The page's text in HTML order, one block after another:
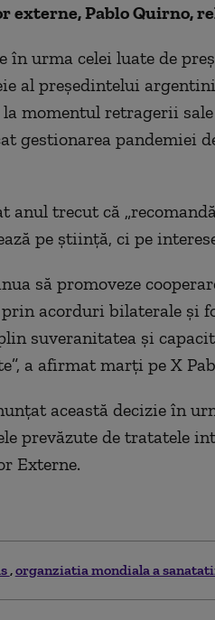
Pablo Quirno,
în urma celei luate de
al preşedintelui
la momentul retragerii
gestionarea pandemiei
anul trecut că
pe ştiinţă, ci pe
să promoveze
acorduri bilaterale şi
suveranitatea şi
a afirmat marţi pe X
această decizie în
prevăzute de tratatele
Externe.
organziatia mondiala a